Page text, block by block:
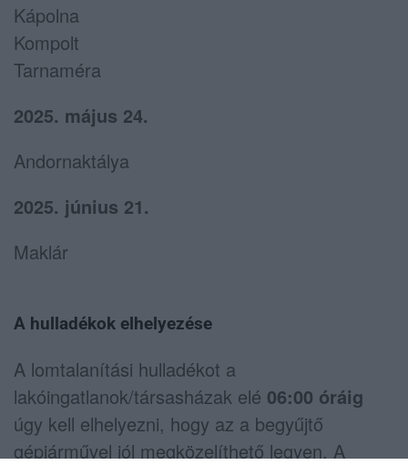
Kápolna
Kompolt
Tarnaméra
2025. május 24.
Andornaktálya
2025. június 21.
Maklár
A hulladékok elhelyezése
A lomtalanítási hulladékot a
lakóingatlanok/társasházak elé 06:00 óráig
úgy kell elhelyezni, hogy az a begyűjtő
gépjárművel jól megközelíthető legyen. A